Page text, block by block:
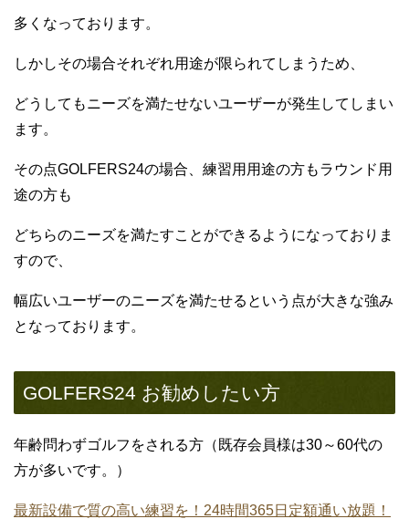
多くなっております。
しかしその場合それぞれ用途が限られてしまうため、
どうしてもニーズを満たせないユーザーが発生してしまい
ます。
その点GOLFERS24の場合、練習用用途の方もラウンド用
途の方も
どちらのニーズを満たすことができるようになっておりま
すので、
幅広いユーザーのニーズを満たせるという点が大きな強み
となっております。
GOLFERS24 お勧めしたい方
年齢問わずゴルフをされる方（既存会員様は30～60代の
方が多いです。）
最新設備で質の高い練習を！24時間365日定額通い放題！